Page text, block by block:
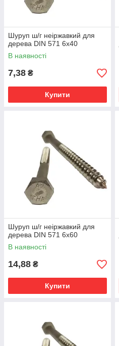
Шуруп ш/г неіржавкий для
дерева DIN 571 6х40
В наявності
7,38 ₴
Купити
Шуруп ш/г неіржавкий для
дерева DIN 571 6х60
В наявності
14,88 ₴
Купити